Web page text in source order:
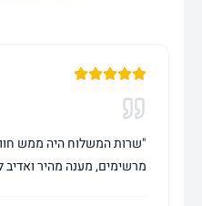
"שרות המשלוח היה ממש
מרשימים, מענה מהיר ואדיב